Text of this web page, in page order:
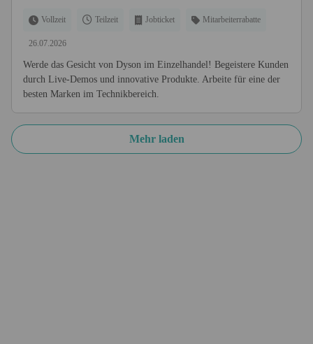
Vollzeit Teilzeit Jobticket Mitarbeiterrabatte
26.07.2026
Werde das Gesicht von Dyson im Einzelhandel! Begeistere Kunden
durch Live-Demos und innovative Produkte. Arbeite für eine der
besten Marken im Technikbereich.
Mehr laden